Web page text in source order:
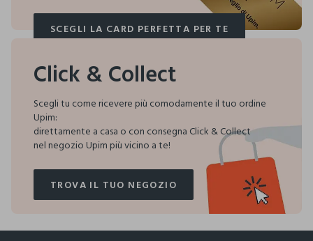
SCEGLI LA CARD PERFETTA PER TE
SCEGLI LA CARD PERFETTA PER TE
Click & Collect
Scegli tu come ricevere più comodamente il tuo ordine
Upim:
direttamente a casa o con consegna Click & Collect
nel negozio Upim più vicino a te!
TROVA IL TUO NEGOZIO
TROVA IL TUO NEGOZIO